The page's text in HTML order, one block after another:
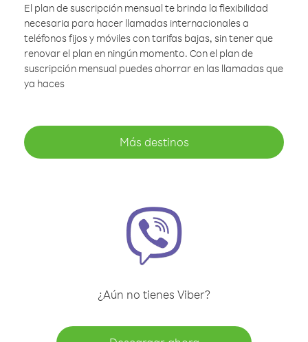
El plan de suscripción mensual te brinda la flexibilidad
necesaria para hacer llamadas internacionales a
teléfonos fijos y móviles con tarifas bajas, sin tener que
renovar el plan en ningún momento. Con el plan de
suscripción mensual puedes ahorrar en las llamadas que
ya haces
Más destinos
¿Aún no tienes Viber?